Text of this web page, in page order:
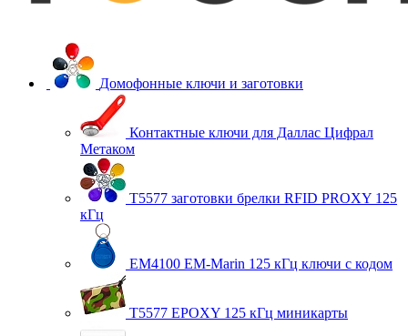
Домофонные ключи и заготовки
Контактные ключи для Даллас Цифрал
Метаком
T5577 заготовки брелки RFID PROXY 125
кГц
EM4100 EM-Marin 125 кГц ключи с кодом
T5577 EPOXY 125 кГц миникарты